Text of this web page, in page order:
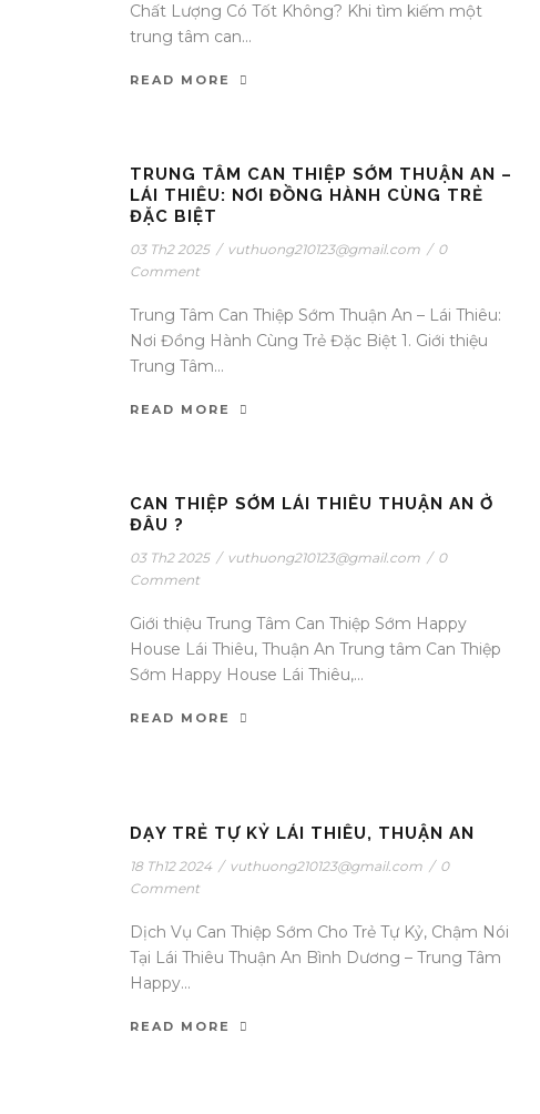
Chất Lượng Có Tốt Không? Khi tìm kiếm một
trung tâm can...
READ MORE
TRUNG TÂM CAN THIỆP SỚM THUẬN AN –
LÁI THIÊU: NƠI ĐỒNG HÀNH CÙNG TRẺ
ĐẶC BIỆT
03 Th2 2025 / vuthuong210123@gmail.com / 0
Comment
Trung Tâm Can Thiệp Sớm Thuận An – Lái Thiêu:
Nơi Đồng Hành Cùng Trẻ Đặc Biệt 1. Giới thiệu
Trung Tâm...
READ MORE
CAN THIỆP SỚM LÁI THIÊU THUẬN AN Ở
ĐÂU ?
03 Th2 2025 / vuthuong210123@gmail.com / 0
Comment
Giới thiệu Trung Tâm Can Thiệp Sớm Happy
House Lái Thiêu, Thuận An Trung tâm Can Thiệp
Sớm Happy House Lái Thiêu,...
READ MORE
DẠY TRẺ TỰ KỶ LÁI THIÊU, THUẬN AN
18 Th12 2024 / vuthuong210123@gmail.com / 0
Comment
Dịch Vụ Can Thiệp Sớm Cho Trẻ Tự Kỷ, Chậm Nói
Tại Lái Thiêu Thuận An Bình Dương – Trung Tâm
Happy...
READ MORE